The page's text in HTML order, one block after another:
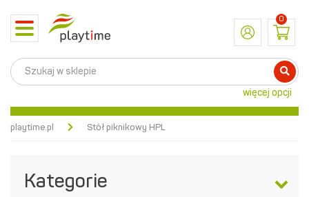
Toggle
navigation
0
więcej opcji
playtime.pl Stół piknikowy HPL
Kategorie